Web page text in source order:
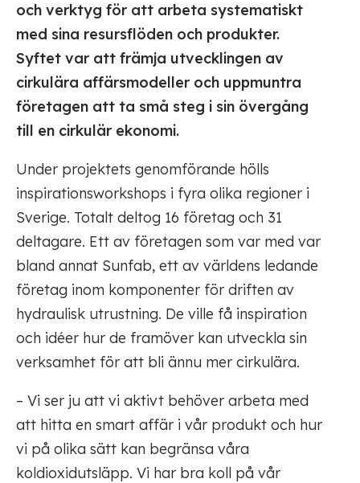
och verktyg för att arbeta systematiskt
med sina resursflöden och produkter.
Syftet var att främja utvecklingen av
cirkulära affärsmodeller och uppmuntra
företagen att ta små steg i sin övergång
till en cirkulär ekonomi.
Under projektets genomförande hölls
inspirationsworkshops i fyra olika regioner i
Sverige. Totalt deltog 16 företag och 31
deltagare. Ett av företagen som var med var
bland annat Sunfab, ett av världens ledande
företag inom komponenter för driften av
hydraulisk utrustning. De ville få inspiration
och idéer hur de framöver kan utveckla sin
verksamhet för att bli ännu mer cirkulära.
– Vi ser ju att vi aktivt behöver arbeta med
att hitta en smart affär i vår produkt och hur
vi på olika sätt kan begränsa våra
koldioxidutsläpp. Vi har bra koll på vår